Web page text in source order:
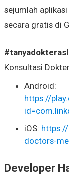
sejumlah
secara gratis di
Konsultasi
Android:
https://
iOS:
doctors-
Developer